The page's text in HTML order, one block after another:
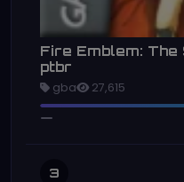
Fire Emblem:
ptbr
gba 27,615
3